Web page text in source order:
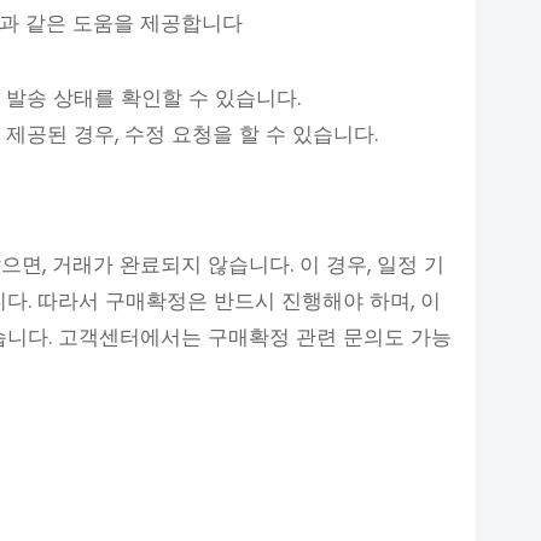
같은 도움을 제공합니다
송 상태를 확인할 수 있습니다.
공된 경우, 수정 요청을 할 수 있습니다.
면, 거래가 완료되지 않습니다. 이 경우, 일정 기
. 따라서 구매확정은 반드시 진행해야 하며, 이
다. 고객센터에서는 구매확정 관련 문의도 가능